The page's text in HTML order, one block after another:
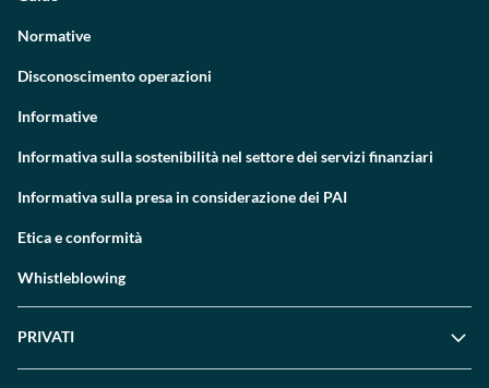
Normative
Disconoscimento operazioni
Informative
Informativa sulla sostenibilità nel settore dei servizi finanziari
Informativa sulla presa in considerazione dei PAI
Etica e conformità
Whistleblowing
PRIVATI